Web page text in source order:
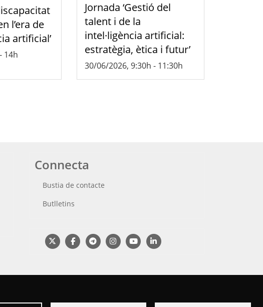
l’era de
artificial’
- 14h
Jornada ‘Gestió del
talent i de la
intel·ligència artificial:
estratègia, ètica i futur’
30/06/2026, 9:30h - 11:30h
Connecta
Bustia de contacte
Butlletins